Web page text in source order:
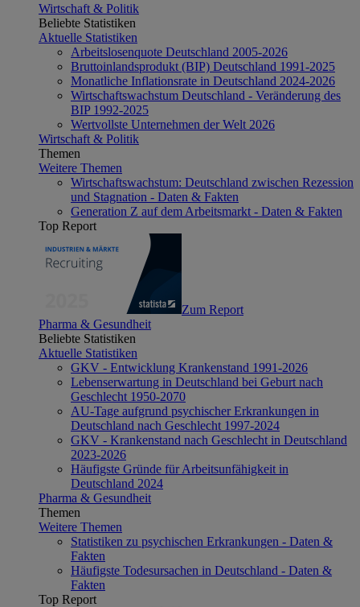
Wirtschaft & Politik
Beliebte Statistiken
Aktuelle Statistiken
Arbeitslosenquote Deutschland 2005-2026
Bruttoinlandsprodukt (BIP) Deutschland 1991-2025
Monatliche Inflationsrate in Deutschland 2024-2026
Wirtschaftswachstum Deutschland - Veränderung des
BIP 1992-2025
Wertvollste Unternehmen der Welt 2026
Wirtschaft & Politik
Themen
Weitere Themen
Wirtschaftswachstum: Deutschland zwischen Rezession
und Stagnation - Daten & Fakten
Generation Z auf dem Arbeitsmarkt - Daten & Fakten
Top Report
Zum Report
Pharma & Gesundheit
Beliebte Statistiken
Aktuelle Statistiken
GKV - Entwicklung Krankenstand 1991-2026
Lebenserwartung in Deutschland bei Geburt nach
Geschlecht 1950-2070
AU-Tage aufgrund psychischer Erkrankungen in
Deutschland nach Geschlecht 1997-2024
GKV - Krankenstand nach Geschlecht in Deutschland
2023-2026
Häufigste Gründe für Arbeitsunfähigkeit in
Deutschland 2024
Pharma & Gesundheit
Themen
Weitere Themen
Statistiken zu psychischen Erkrankungen - Daten &
Fakten
Häufigste Todesursachen in Deutschland - Daten &
Fakten
Top Report